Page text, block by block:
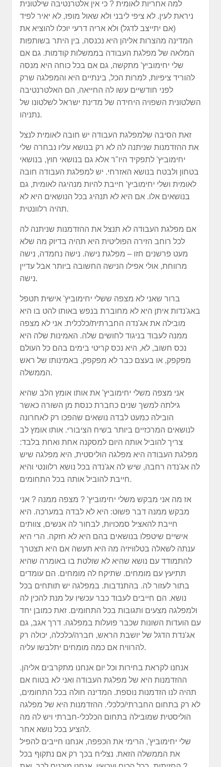
למה אחריות לאומית ? כי אין אלטרנטיבה שילטונית
ניראת לעין. לא ציפי ליבני ולא שאול מופז, לא יאיר לפיד
(אם יתייצב לדגל) ולא אריה דרעי יוכלו להוציא את
המדינה מהצרות אליהן היא נכנסה, בין היתר בשותפות
המלאה של מפלגת העבודה בממשלות קודמות. גם אם
שלי יחימוביץ' מתקשה, גם אם בכל כוחה היא מנסה
להוריד ציפיות, למרות הכל, בינתיים היא והמפלגה שרק
לפני חודשיים עשו לה החייאה, הם האלטרנטיבה
השלטונית השפויה היחידה של מדינת ישראל לשלטונו של
נתניהו.
זאת הסיבה שלמפלגת העבודה יש חובה לאומית לנצל
את ההזדמנות שניתנה לה לא רק בנושא עליו נבחרה שלי
יחימוביץ' לתפקיד היו"ר אלא גם בנושאי חוץ, בנושאי
בטחון ולבטח בנושא האזרחי. יש למפלגת העבודה חובה
לאומית ושלי יחימוביץ' חייבת להיות מנהיגה לאומית, גם
בנושאים אלו. אם היא לא תנהיג בכל הנושאים היא לא
תהיה רלוונטית.
אם מפלגת העבודה לא תנצל את ההזדמנות שניתנה לה
לכל רוחב הזירה הפוליטית היא תהיה בדיוק מה שלא
מעט פרשנים חזו – מפלגת נישה. נישה נחמדה, נישה
מרווחת, אולי אפילו הנישה החשובה ביותר אבל עדיין
נישה.
ברור שאני לא מצפה ששלי יחימוביץ' אישית תטפל
באג'נדות איתן היא לא מחוברת בנפש באותו להט בו היא
מובילה את אג'נדה החברתית/כלכלית. אני לא מצפה
ממנה לעבוד בניגוד לחושים שלה. האמינות שלה היא
נכס חשוב, לא, היא נכס קריטי בימים בהם כל העולם
מפקפק, או בעצם כבר לא מפקפק, באמינותו של ראש
הממשלה.
אני מצפה משלי יחימוביץ' את אותו אומץ הלב שהיא
גילתה למשך שנים כחברת כנסת מן השורה כאשר
הובילה כמעט לבדה נושאים שהפכו רק לאחרונה
לנושאים המרכזיים ביותר בשיח הציבורי. אותו אומץ לב
צריך להוביל אותה היום למסקנה אחת ואחת בלבד:
מפלגת העבודה היא מפלגה הוליסטית, היא מפלגה שיש
לה אג'נדה רחבה, שיש לה אג'נדה בכל נושא רלוונטי והיא
חייבת להוביל אותה בכל התחומים.
אז מה אני מבקש משלי יחימוביץ' ? מצפה ממנה ? אני
מבקש ממנה דבר פשוט: היא לא לבדה במערכה. היא
חייבת להאציל סמכויות, לבחור לה אנשים, צוותים
אישיים שיטפלו בנושאים בהם היא לא חזקה. הרי היא
ענתה לשאלה בטלוויזיה מה היא תעשה אם היא תצטרך
להתמודד עם נושא שהיא לא שולטת בו באומרה שהיא
תתיעץ עם מומחים. שתיקח לה מומחים. הם עומדים
בתור לעזור לה. בהתנדבות. במפלגה יש תותחים בכל
נושא. הם חייבים לעבוד כבר עכשיו על מנת להכין לה
ולמפלגה מצעים ותגובות בכל התחומים. זאת כמובן יחד
עם הועדות השונות שכבר פועלות במפלגה. דרך אגב, גם
אג'נדת הדגל של יושבת הראש, חברה/כלכלה, יכולה רק
להרוויח אם כמה מומחים יתלבשו עליה.
אנחנו לקראת בחירות וכל יום אנחנו מתקרבים אליהן.
ההזדמנות היא של מפלגת העבודה ואני לא בטוח אם
תהיה לנו הזדמנות נוספת. המדינה חולה בכל התחומים,
לא רק בתחום החברתי/כלכלי. ההזדמנות היא של מפלגה
הוליסטית שמובילה בתחום הכלכלי-חברתי ויש לה מה
להציע בכל נושא אחר.
שלי יחימוביץ', הרימי את הכפפה, אנחנו חייבים להפיל
את הממשלה הזאת. נצליח בכך רק אם נתקוף בכל